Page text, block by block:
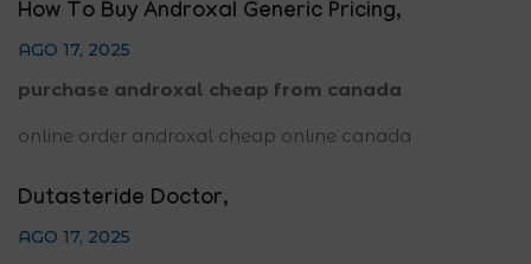
How To Buy Androxal Generic Pricing,
AGO 17, 2025
purchase androxal cheap from canada
online order androxal cheap online canada
Dutasteride Doctor,
AGO 17, 2025